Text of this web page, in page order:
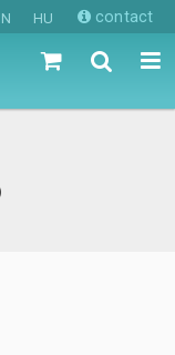
HU contact